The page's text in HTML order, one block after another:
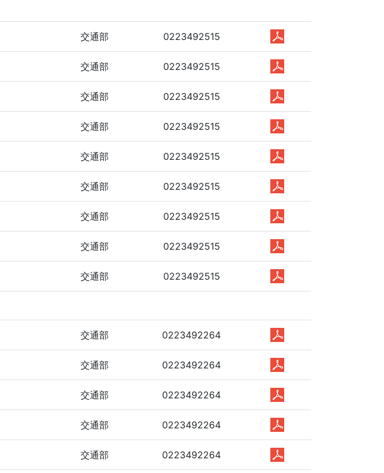
交通部 0223492515
交通部 0223492515
交通部 0223492515
交通部 0223492515
交通部 0223492515
交通部 0223492515
交通部 0223492515
交通部 0223492515
交通部 0223492515
交通部 0223492264
交通部 0223492264
交通部 0223492264
交通部 0223492264
交通部 0223492264